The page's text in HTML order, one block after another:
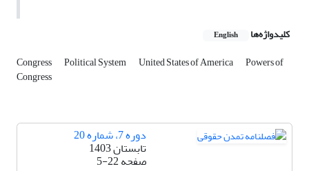
کلیدواژه‌ها English
Congress Political System United States of America Powers of
Congress
دوره 7، شماره 20
تابستان 1403
صفحه5-22